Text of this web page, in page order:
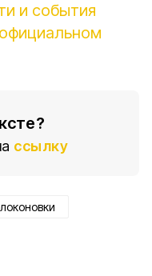
и события
ссылку